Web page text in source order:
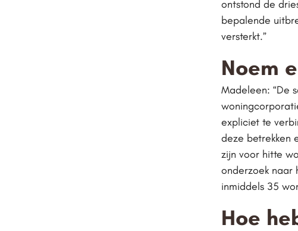
ontstond de
bepalende
versterkt.”
Noem
Madeleen: “De
expliciet te
deze betrekken
zijn voor hitte
onderzoek naar
inmiddels 35
Hoe